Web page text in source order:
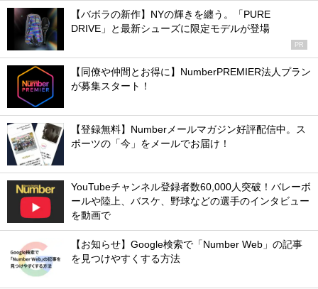
【バボラの新作】NYの輝きを纏う。「PURE
DRIVE」と最新シューズに限定モデルが登場
PR
【同僚や仲間とお得に】NumberPREMIER法人プラン
が募集スタート！
【登録無料】Numberメールマガジン好評配信中。ス
ポーツの「今」をメールでお届け！
YouTubeチャンネル登録者数60,000人突破！バレーボ
ールや陸上、バスケ、野球などの選手のインタビュー
を動画で
【お知らせ】Google検索で「Number Web」の記事
を見つけやすくする方法